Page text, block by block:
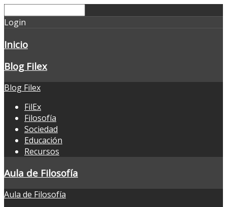
Login
Inicio
Blog Filex
Blog Filex
FilEx
Filosofía
Sociedad
Educación
Recursos
Aula de Filosofía
Aula de Filosofía